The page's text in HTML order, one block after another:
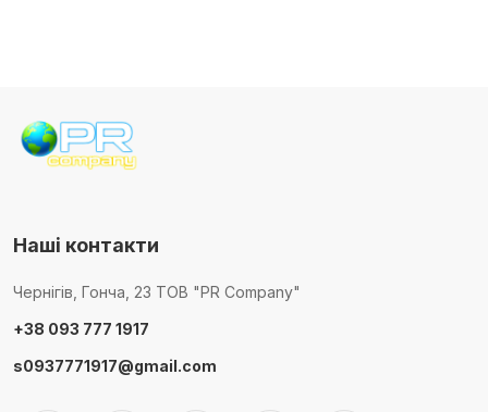
Наші контакти
Чернігів, Гонча, 23 ТОВ "PR Company"
+38 093 777 1917
s0937771917@gmail.com